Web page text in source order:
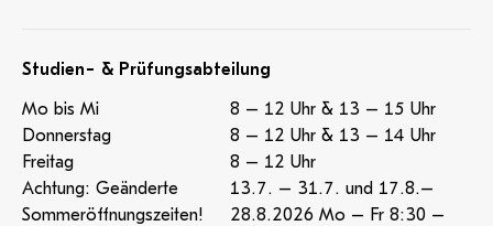
Studien- & Prüfungsabteilung
Mo bis Mi
8 – 12 Uhr & 13 – 15 Uhr
Donnerstag
8 – 12 Uhr & 13 – 14 Uhr
Freitag
8 – 12 Uhr
Achtung: Geänderte
Sommeröffnungszeiten!
13.7. – 31.7. und 17.8.–
28.8.2026 Mo – Fr 8:30 –